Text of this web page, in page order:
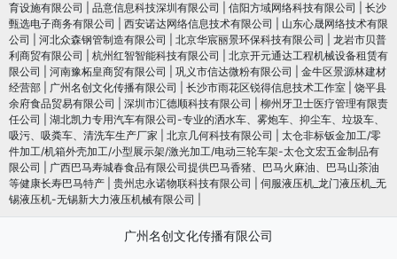
育设施有限公司
品意信息科技深圳有限公司 信阳方域网络科技有限公司
长沙
甄选电子商务有限公司
西安诺达网络信息技术有限公司
山东心晟网络技术有限
公司
河北众森钢管制造有限公司 北京华宸丽景环保科技有限公司
龙岩市贝普
利商贸有限公司
杭州红智智能科技有限公司
北京开元通达工程机械设备租赁有
限公司
河南豫柘皇商贸有限公司 巩义市信达微粉有限公司
金牛区景源林建材
经营部
广州名创文化传播有限公司 长沙市雨花区锐得信息技术工作室
饶平县
余府食品贸易有限公司
深圳市汇德顺科技有限公司
柳州牙卫士医疗管理有限责
任公司
湖北凯力专用汽车有限公司-专业的洒水车、雾炮车、抑尘车、垃圾车、
吸污、吸粪车、清洗车生产厂家
北京几何科技有限公司
太仓非标钣金加工/零
件加工/机箱外壳加工/小型展示架/激光加工/电动三轮车架-太仓文宏五金制品有
限公司
广西巴马寿城春食品有限公司提供巴马香猪、巴马火麻油、巴马山茶油
等健康长寿巴马特产
贵州忠永诺物联科技有限公司
伺服液压机_龙门液压机_无
锡液压机-无锡新大力液压机械有限公司
广州名创文化传播有限公司